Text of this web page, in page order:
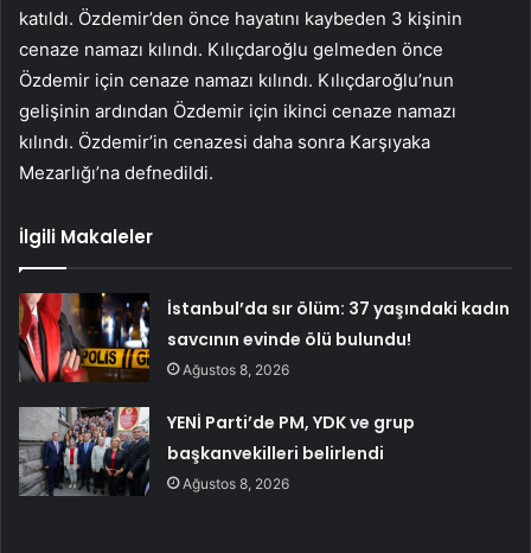
katıldı. Özdemir’den önce hayatını kaybeden 3 kişinin
cenaze namazı kılındı. Kılıçdaroğlu gelmeden önce
Özdemir için cenaze namazı kılındı. Kılıçdaroğlu’nun
gelişinin ardından Özdemir için ikinci cenaze namazı
kılındı. Özdemir’in cenazesi daha sonra Karşıyaka
Mezarlığı’na defnedildi.
İlgili Makaleler
İstanbul’da sır ölüm: 37 yaşındaki kadın
savcının evinde ölü bulundu!
Ağustos 8, 2026
YENİ Parti’de PM, YDK ve grup
başkanvekilleri belirlendi
Ağustos 8, 2026